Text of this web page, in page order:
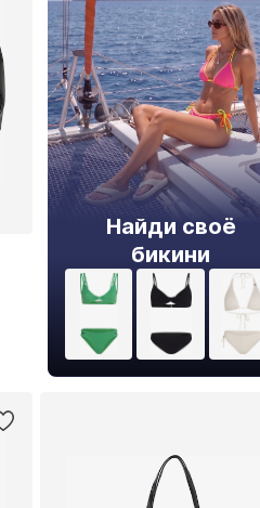
Найди своё
бикини